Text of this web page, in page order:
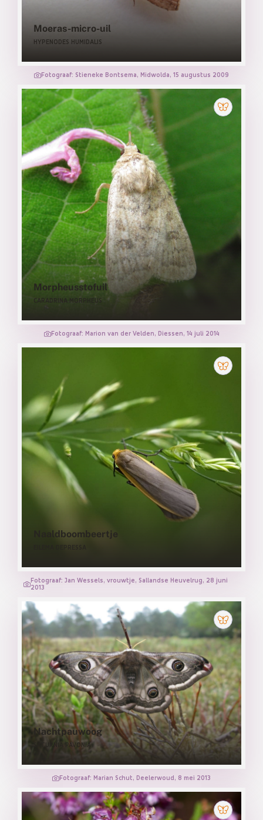
Moeras-micro-uil
HYPENODES HUMIDALIS
Fotograaf: Stieneke Bontsema, Midwolda, 15 augustus 2009
Morpheusstofuil
CARADRINA MORPHEUS
Fotograaf: Marion van der Velden, Diessen, 14 juli 2014
Naaldboombeertje
Fotograaf: Jan Wessels, vrouwtje, Sallandse Heuvelrug, 28 juni
2013
Nachtpauwoog
SATURNIA PAVONIA
Fotograaf: Marian Schut, Deelerwoud, 8 mei 2013